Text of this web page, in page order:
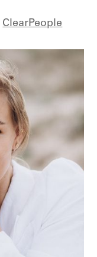
ClearPeople